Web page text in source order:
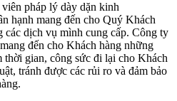
pháp lý dày dặn kinh
hạnh mang đến cho Quý Khách
các dịch vụ mình cung cấp. Công ty
đến cho Khách hàng những
thời gian, công sức đi lại cho Khách
tránh được các rủi ro và đảm bảo